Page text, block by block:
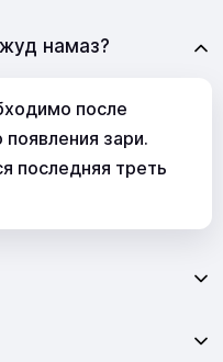
намаз?
после
зари.
последняя треть